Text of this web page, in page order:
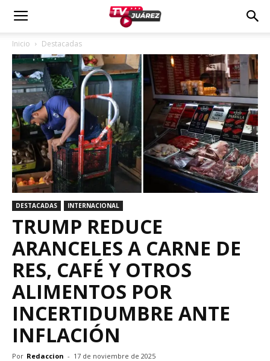
Inicio Destacadas
DESTACADAS INTERNACIONAL
TRUMP REDUCE
ARANCELES A CARNE DE
RES, CAFÉ Y OTROS
ALIMENTOS POR
INCERTIDUMBRE ANTE
INFLACIÓN
Por Redaccion - 17 de noviembre de 2025